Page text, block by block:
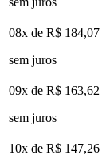
08x de R$ 184,07
sem juros
09x de R$ 163,62
sem juros
10x de R$ 147,26